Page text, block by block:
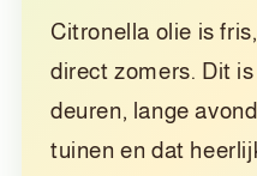
Citronella olie is
direct zomers. Dit
deuren, lange
tuinen en dat